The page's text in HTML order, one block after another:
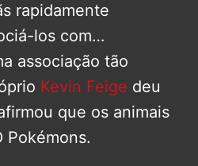
rapidamente
los com…
associação tão
Kevin Feige deu
que os animais
Pokémons.